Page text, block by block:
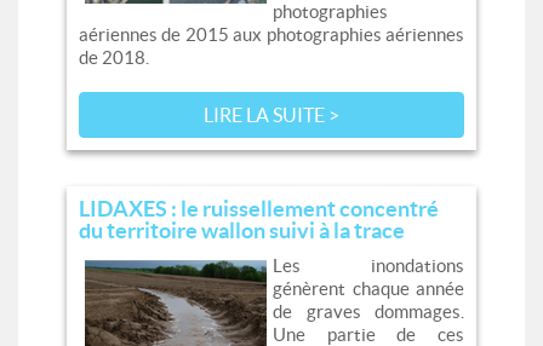
photographies
aériennes de 2015 aux photographies aériennes
de 2018.
LIRE LA SUITE >
LIDAXES : le ruissellement concentré
du territoire wallon suivi à la trace
Les inondations
génèrent chaque année
de graves dommages.
Une partie de ces